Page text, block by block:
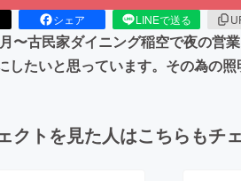
シェア LINEで送る
〜古民家ダイニング稲空で夜の営
したいと思っています。その為の
クトを見た人はこちらもチ